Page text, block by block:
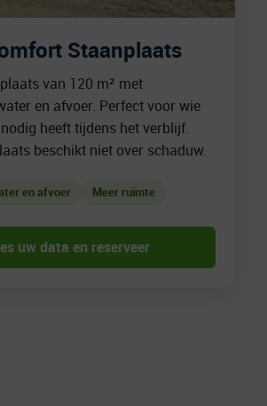
Staanplaats
van 120 m² met
en afvoer. Perfect voor wie
heeft tijdens het verblijf.
beschikt niet over schaduw.
en afvoer Meer ruimte
uw data en reserveer